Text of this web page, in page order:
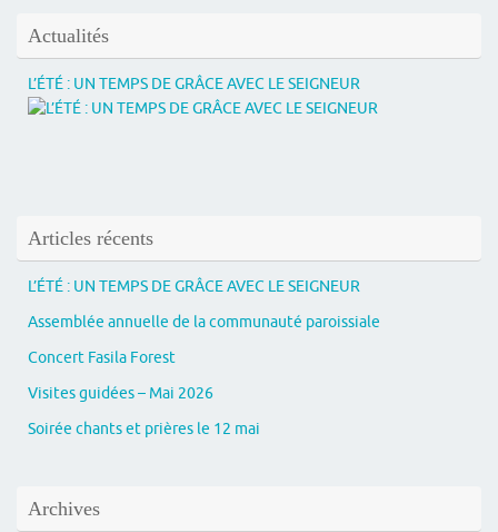
Actualités
L’ÉTÉ : UN TEMPS DE GRÂCE AVEC LE SEIGNEUR
Articles récents
L’ÉTÉ : UN TEMPS DE GRÂCE AVEC LE SEIGNEUR
Assemblée annuelle de la communauté paroissiale
Concert Fasila Forest
Visites guidées – Mai 2026
Soirée chants et prières le 12 mai
Archives